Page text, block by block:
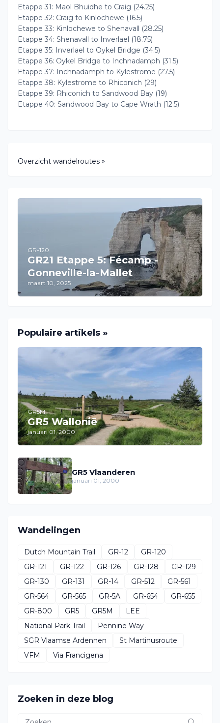
Etappe 31: Maol Bhuidhe to Craig (24.25)
Etappe 32: Craig to Kinlochewe (16.5)
Etappe 33: Kinlochewe to Shenavall (28.25)
Etappe 34: Shenavall to Inverlael (18.75)
Etappe 35: Inverlael to Oykel Bridge (34.5)
Etappe 36: Oykel Bridge to Inchnadamph (31.5)
Etappe 37: Inchnadamph to Kylestrome (27.5)
Etappe 38: Kylestrome to Rhiconich (29)
Etappe 39: Rhiconich to Sandwood Bay (19)
Etappe 40: Sandwood Bay to Cape Wrath (12.5)
Overzicht wandelroutes »
GR-120
GR21 Etappe 5: Fécamp -
Gonneville-la-Mallet
maart 10, 2025
Populaire artikels »
GR5M
GR5 Wallonië
januari 01, 2000
GR5 Vlaanderen
januari 01, 2000
Wandelingen
Dutch Mountain Trail GR-12
GR-120
GR-121
GR-122 GR-126 GR-128
GR-129
GR-130
GR-131 GR-14 GR-512
GR-561
GR-564
GR-565 GR-5A GR-654
GR-655
GR-800
GR5 GR5M
LEE
National Park Trail
Pennine Way
SGR Vlaamse Ardennen
St Martinusroute
VFM
Via Francigena
Zoeken in deze blog